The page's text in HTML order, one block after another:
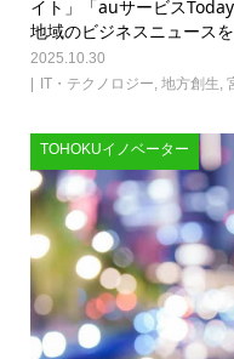
イト」「auサービス
地域のビジネスニュース
2025.10.30
IT・テクノロジー 地方創生
TOHOKUイノベーター